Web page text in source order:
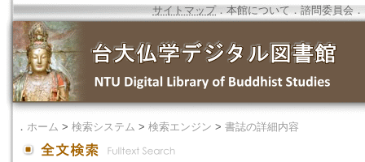
サイトマップ．本館について ． 諮問委員会 ．
． ホーム > 検索システム > 検索エンジン > 書誌の詳細内容